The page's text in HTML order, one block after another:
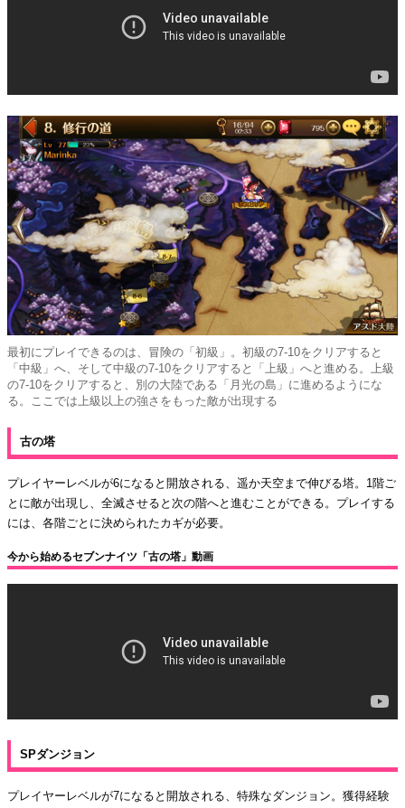
最初にプレイできるのは、冒険の「初級」。初級の7-10をクリアすると
「中級」へ、そして中級の7-10をクリアすると「上級」へと進める。上級
の7-10をクリアすると、別の大陸である「月光の島」に進めるようにな
る。ここでは上級以上の強さをもった敵が出現する
古の塔
プレイヤーレベルが6になると開放される、遥か天空まで伸びる塔。1階ご
とに敵が出現し、全滅させると次の階へと進むことができる。プレイする
には、各階ごとに決められたカギが必要。
今から始めるセブンナイツ「古の塔」動画
SPダンジョン
プレイヤーレベルが7になると開放される、特殊なダンジョン。獲得経験